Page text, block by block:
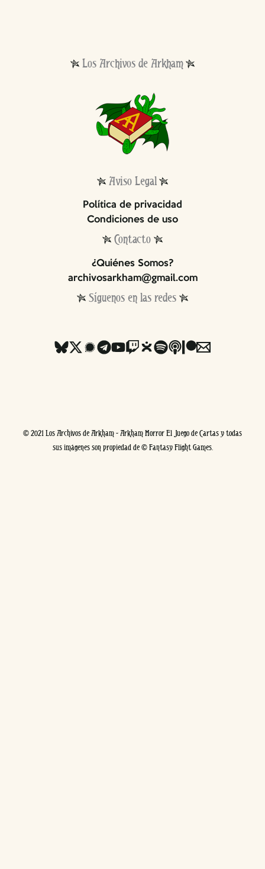
Los Archivos de Arkham
Aviso Legal
Política de privacidad
Condiciones de uso
Contacto
¿Quiénes Somos?
archivosarkham@gmail.com
Síguenos en las redes
© 2021 Los Archivos de Arkham - Arkham Horror El Juego de Cartas y todas
sus imágenes son propiedad de © Fantasy Flight Games.